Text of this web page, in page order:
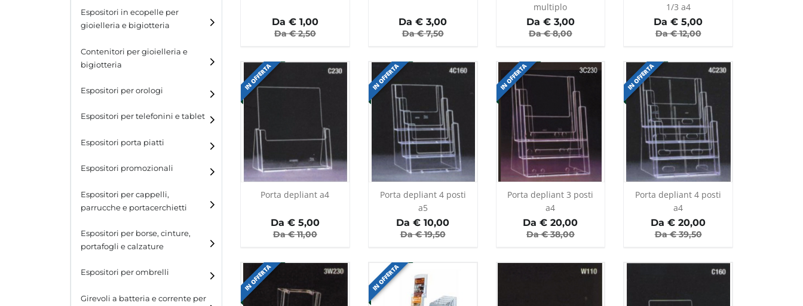
Espositori in ecopelle per
gioielleria e bigiotteria
Contenitori per gioielleria e
bigiotteria
Espositori per orologi
Espositori per telefonini e tablet
Espositori porta piatti
Espositori promozionali
Espositori per cappelli,
parrucche e portacerchietti
Espositori per cappelli e
parrucche
Espositori per borse, cinture,
portafogli e calzature
Espositori per borse
Espositori per cinture
Espositori per ombrelli
Girevoli a batteria e corrente per
Da €1,00
Da €2,50
Da € 3,00
Da €7,50
multiplo
Da €3,00
Da €8,00
1/3 a4
Da € 5,00
Da €12,00
IN OFFERTA
Porta depliant a4
Da €5,00
Da €11,00
IN OFFERTA
Porta depliant 4 posti
a5
Da € 10,00
Da €19,50
IN OFFERTA
Porta depliant 3 posti
a4
Da € 20,00
Da €38,00
IN OFFERTA
Porta depliant 4 posti
a4
Da € 20,00
Da €39,50
IN OFFERTA IN OFFERTA